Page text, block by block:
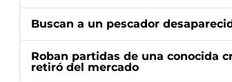
Buscan a un pescador
Roban partidas de una conocida
retiró del mercado